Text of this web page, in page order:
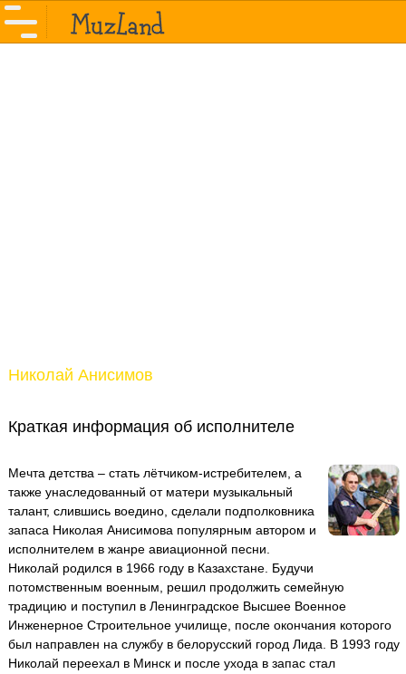
Николай Анисимов
Краткая информация об исполнителе
Мечта детства – стать лётчиком-истребителем, а
также унаследованный от матери музыкальный
талант, слившись воедино, сделали подполковника
запаса Николая Анисимова популярным автором и
исполнителем в жанре авиационной песни.
Николай родился в 1966 году в Казахстане. Будучи
потомственным военным, решил продолжить семейную
традицию и поступил в Ленинградское Высшее Военное
Инженерное Строительное училище, после окончания которого
был направлен на службу в белорусский город Лида. В 1993 году
Николай переехал в Минск и после ухода в запас стал